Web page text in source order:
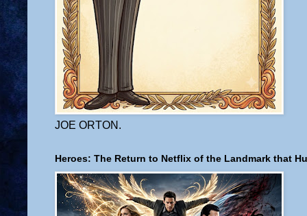
JOE ORTON.
Heroes: The Return to Netflix of the Landmark that